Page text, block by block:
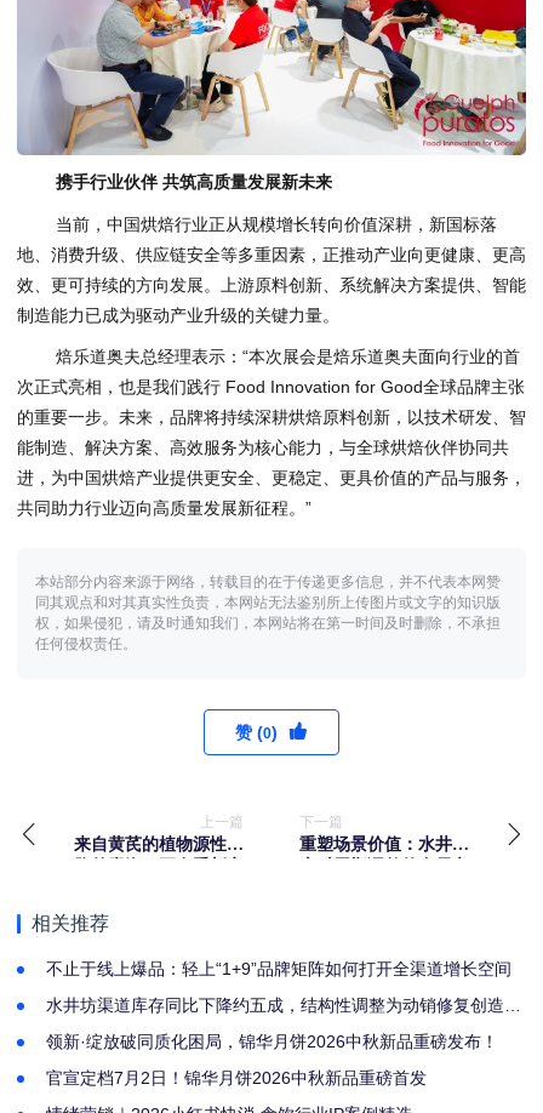
携手行业伙伴 共筑高质量发展新未来
当前，中国烘焙行业正从规模增长转向价值深耕，新国标落
地、消费升级、供应链安全等多重因素，正推动产业向更健康、更高
效、更可持续的方向发展。上游原料创新、系统解决方案提供、智能
制造能力已成为驱动产业升级的关键力量。
焙乐道奥夫总经理表示：“本次展会是焙乐道奥夫面向行业的首
次正式亮相，也是我们践行 Food Innovation for Good全球品牌主张
的重要一步。未来，品牌将持续深耕烘焙原料创新，以技术研发、智
能制造、解决方案、高效服务为核心能力，与全球烘焙伙伴协同共
进，为中国烘焙产业提供更安全、更稳定、更具价值的产品与服务，
共同助力行业迈向高质量发展新征程。”
本站部分内容来源于网络，转载目的在于传递更多信息，并不代表本网赞
同其观点和对其真实性负责，本网站无法鉴别所上传图片或文字的知识版
权，如果侵犯，请及时通知我们，本网站将在第一时间及时删除，不承担
任何侵权责任。
赞 (0)
上一篇
来自黄芪的植物源性细
下一篇
重塑场景价值：水井坊
相关推荐
不止于线上爆品：轻上“1+9”品牌矩阵如何打开全渠道增长空间
水井坊渠道库存同比下降约五成，结构性调整为动销修复创造空
领新·绽放破同质化困局，锦华月饼2026中秋新品重磅发布！
官宣定档7月2日！锦华月饼2026中秋新品重磅首发